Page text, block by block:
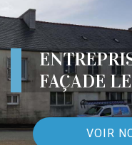
FAÇADE
VOIR